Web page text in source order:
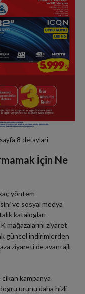
8 detaylari
İçin Ne
yöntem
ve sosyal medya
katalogları
mağazalarını ziyaret
güncel indirimlerden
ziyareti de avantajlı
kampanya
urunu daha hizli